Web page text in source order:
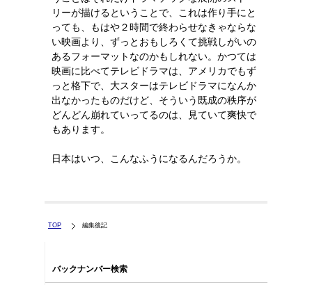
リーが描けるということで、これは作り手にと
っても、もはや２時間で終わらせなきゃならな
い映画より、ずっとおもしろくて挑戦しがいの
あるフォーマットなのかもしれない。かつては
映画に比べてテレビドラマは、アメリカでもず
っと格下で、大スターはテレビドラマになんか
出なかったものだけど、そういう既成の秩序が
どんどん崩れていってるのは、見ていて爽快で
もあります。
日本はいつ、こんなふうになるんだろうか。
TOP 編集後記
バックナンバー検索